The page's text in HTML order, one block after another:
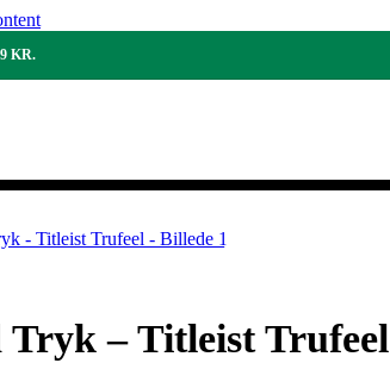
KR.
Tryk – Titleist Trufeel